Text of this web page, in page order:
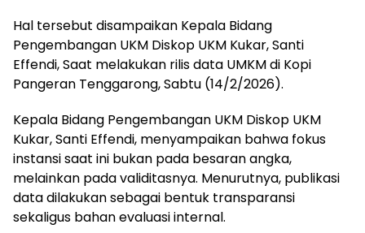
Hal tersebut disampaikan Kepala Bidang
Pengembangan UKM Diskop UKM Kukar, Santi
Effendi, Saat melakukan rilis data UMKM di Kopi
Pangeran Tenggarong, Sabtu (14/2/2026).
Kepala Bidang Pengembangan UKM Diskop UKM
Kukar, Santi Effendi, menyampaikan bahwa fokus
instansi saat ini bukan pada besaran angka,
melainkan pada validitasnya. Menurutnya, publikasi
data dilakukan sebagai bentuk transparansi
sekaligus bahan evaluasi internal.